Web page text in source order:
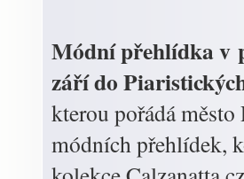
Módní přehlídka v
září do
kterou pořádá
módních přehlídek,